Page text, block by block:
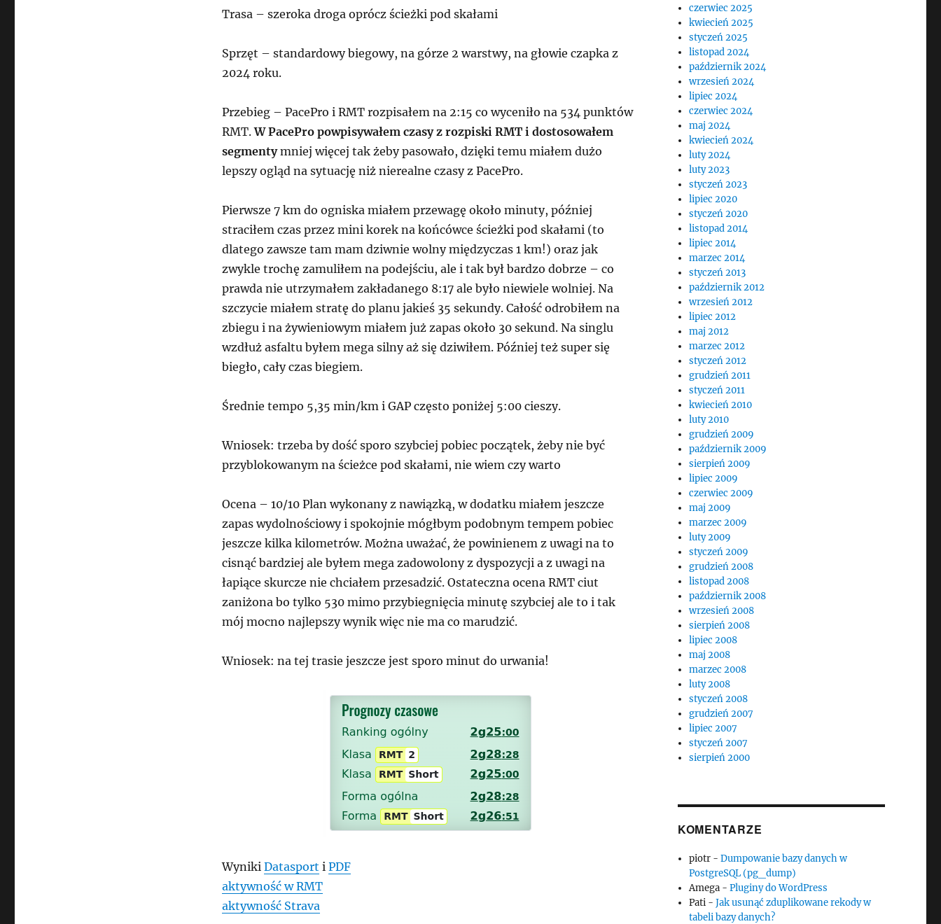
Trasa – szeroka droga oprócz ścieżki pod skałami
Sprzęt – standardowy biegowy, na górze 2 warstwy, na głowie czapka z
2024 roku.
Przebieg – PacePro i RMT rozpisałem na 2:15 co wyceniło na 534 punktów
RMT.W PacePro powpisywałem czasy z rozpiski RMT i dostosowałem
segmentymniej więcej tak żeby pasowało, dzięki temu miałem dużo
lepszy ogląd na sytuację niż nierealne czasy z PacePro.
Pierwsze 7 km do ogniska miałem przewagę około minuty, później
straciłem czas przez mini korek na końcówce ścieżki pod skałami (to
dlatego zawsze tam mam dziwnie wolny międzyczas 1 km!) oraz jak
zwykle trochę zamuliłem na podejściu, ale i tak był bardzo dobrze – co
prawda nie utrzymałem zakładanego 8:17 ale było niewiele wolniej. Na
szczycie miałem stratę do planu jakieś 35 sekundy. Całość odrobiłem na
zbiegu i na żywieniowym miałem już zapas około 30 sekund. Na singlu
wzdłuż asfaltu byłem mega silny aż się dziwiłem. Później też super się
biegło, cały czas biegiem.
Średnie tempo 5,35 min/km i GAP często poniżej 5:00 cieszy.
Wniosek: trzeba by dość sporo szybciej pobiec początek, żeby nie być
przyblokowanym na ścieżce pod skałami, nie wiem czy warto
Ocena – 10/10 Plan wykonany z nawiązką, w dodatku miałem jeszcze
zapas wydolnościowy i spokojnie mógłbym podobnym tempem pobiec
jeszcze kilka kilometrów. Można uważać, że powinienem z uwagi na to
cisnąć bardziej ale byłem mega zadowolony z dyspozycji a z uwagi na
łapiące skurcze nie chciałem przesadzić. Ostateczna ocena RMT ciut
zaniżona bo tylko 530 mimo przybiegnięcia minutę szybciej ale to i tak
mój mocno najlepszy wynik więc nie ma co marudzić.
Wniosek: na tej trasie jeszcze jest sporo minut do urwania!
Wyniki Datasport i PDF
aktywność w RMT
aktywność Strava
czerwiec 2025
kwiecień 2025
styczeń 2025
listopad 2024
październik 2024
wrzesień 2024
lipiec 2024
czerwiec 2024
maj 2024
kwiecień 2024
luty 2024
luty 2023
styczeń 2023
lipiec 2020
styczeń 2020
listopad 2014
lipiec 2014
marzec 2014
styczeń 2013
październik 2012
wrzesień 2012
lipiec 2012
maj 2012
marzec 2012
styczeń 2012
grudzień 2011
styczeń 2011
kwiecień 2010
luty 2010
grudzień 2009
październik 2009
sierpień 2009
lipiec 2009
czerwiec 2009
maj 2009
marzec 2009
luty 2009
styczeń 2009
grudzień 2008
listopad 2008
październik 2008
wrzesień 2008
sierpień 2008
lipiec 2008
maj 2008
marzec 2008
luty 2008
styczeń 2008
grudzień 2007
lipiec 2007
styczeń 2007
sierpień 2000
KOMENTARZE
piotr -Dumpowanie bazy danych w
PostgreSQL (pg_dump)
Amega -Pluginy do WordPress
Pati -Jak usunąć zduplikowane rekody w
tabeli bazy danych?